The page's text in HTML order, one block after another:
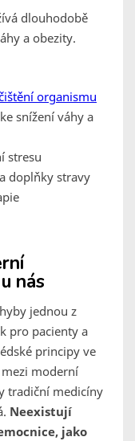
dlouhodobě
a obezity.
organismu
snížení váhy a
stresu
doplňky stravy
nás
jednou z
pro pacienty a
principy ve
moderní
tradiční medicíny
Neexistují
jako